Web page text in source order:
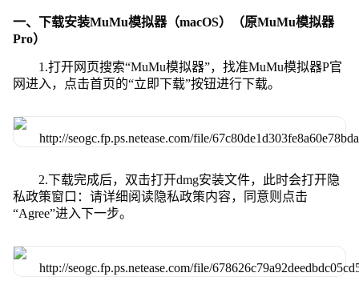
一、下载安装MuMu模拟器（macOS）（原MuMu模拟器
Pro）
1.打开网页搜索“MuMu模拟器”，找准MuMu模拟器P官
网进入，点击首页的“立即下载”按钮进行下载。
2.下载完成后，双击打开dmg安装文件，此时会打开隐
私政策窗口：请详细阅读隐私政策内容，同意则点击
“Agree”进入下一步。